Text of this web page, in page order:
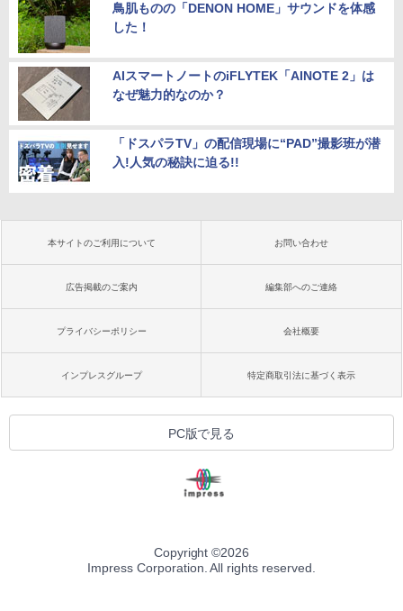
鳥肌ものの「DENON HOME」サウンドを体感
した！
AIスマートノートのiFLYTEK「AINOTE 2」は
なぜ魅力的なのか？
「ドスパラTV」の配信現場に“PAD”撮影班が潜
入!人気の秘訣に迫る!!
本サイトのご利用について お問い合わせ
広告掲載のご案内 編集部へのご連絡
プライバシーポリシー 会社概要
インプレスグループ 特定商取引法に基づく表示
PC版で見る
Copyright ©2026
Impress Corporation. All rights reserved.